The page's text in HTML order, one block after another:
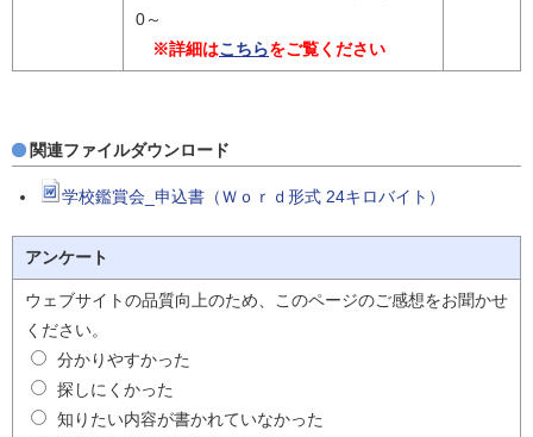
0～
※詳細はこちらをご覧ください
関連ファイルダウンロード
学校鑑賞会_申込書（Ｗｏｒｄ形式 24キロバイト）
アンケート
ウェブサイトの品質向上のため、このページのご感想をお聞かせ
ください。
分かりやすかった
探しにくかった
知りたい内容が書かれていなかった